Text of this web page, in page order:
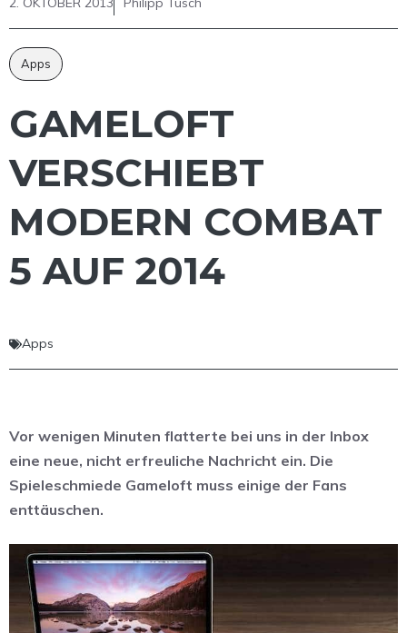
Apps
GAMELOFT
VERSCHIEBT
MODERN COMBAT
5 AUF 2014
Apps
Vor wenigen Minuten flatterte bei uns in der Inbox
eine neue, nicht erfreuliche Nachricht ein. Die
Spieleschmiede Gameloft muss einige der Fans
enttäuschen.